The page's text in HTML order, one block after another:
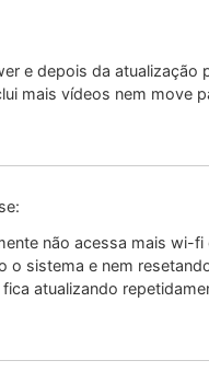
e depois da
mais vídeos nem move
não acessa mais wi-
o sistema e nem
atualizando